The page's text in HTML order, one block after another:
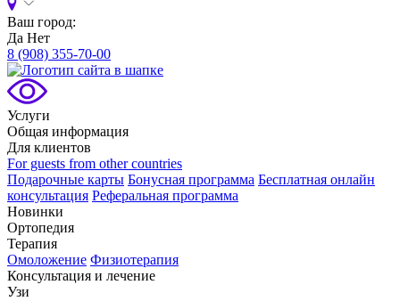
Ваш город:
Да Нет
8 (908) 355-70-00
Услуги
Общая информация
Для клиентов
For guests from other countries
Подарочные карты Бонусная программа Бесплатная онлайн
консультация Реферальная программа
Новинки
Ортопедия
Терапия
Омоложение Физиотерапия
Консультация и лечение
Узи